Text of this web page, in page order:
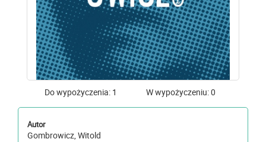
Do wypożyczenia: 1 W wypożyczeniu: 0
Autor
Gombrowicz, Witold